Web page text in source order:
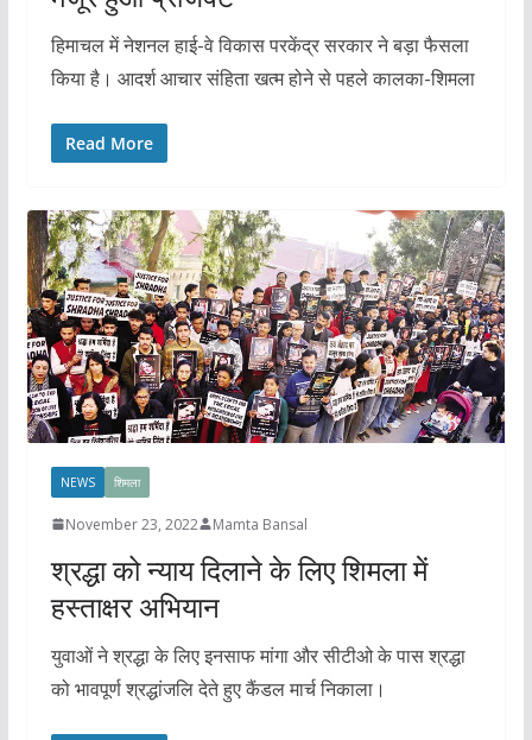
हिमाचल में नेशनल हाई-वे विकास परकेंद्र सरकार ने बड़ा फैसला
किया है। आदर्श आचार संहिता खत्म होने से पहले कालका-शिमला
Read More
NEWS शिमला
November 23, 2022 Mamta Bansal
श्रद्धा को न्याय दिलाने के लिए शिमला में
हस्ताक्षर अभियान
युवाओं ने श्रद्धा के लिए इनसाफ मांगा और सीटीओ के पास श्रद्धा
को भावपूर्ण श्रद्धांजलि देते हुए कैंडल मार्च निकाला।